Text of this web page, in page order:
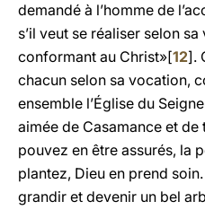
demandé à l’homme de
s’il veut se réaliser selon
conformant au Christ»[12].
chacun selon sa vocation,
ensemble l’Église du
aimée de Casamance et
pouvez en être assurés, la
plantez, Dieu en prend
grandir et devenir un bel